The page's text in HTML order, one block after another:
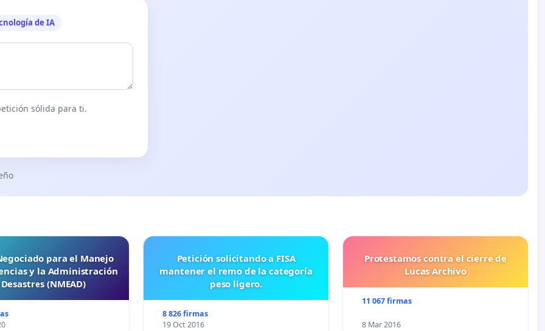
de IA
sólida para ti.
para el Manejo
y la Administración
(NMEAD)
Petición solicitando a FISA
mantener el remo de la categoría
peso ligero.
8 826 firmas
19 Oct 2016
Protestamos contra el cierre de
Lucas Archivo
11 067 firmas
8 Mar 2016